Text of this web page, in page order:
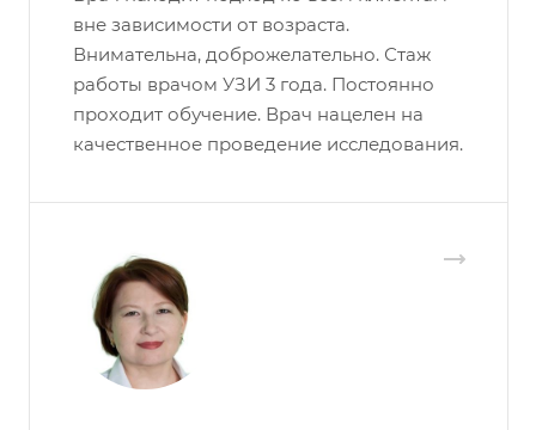
вне зависимости от возраста.
Внимательна, доброжелательно. Стаж
работы врачом УЗИ 3 года. Постоянно
проходит обучение. Врач нацелен на
качественное проведение исследования.